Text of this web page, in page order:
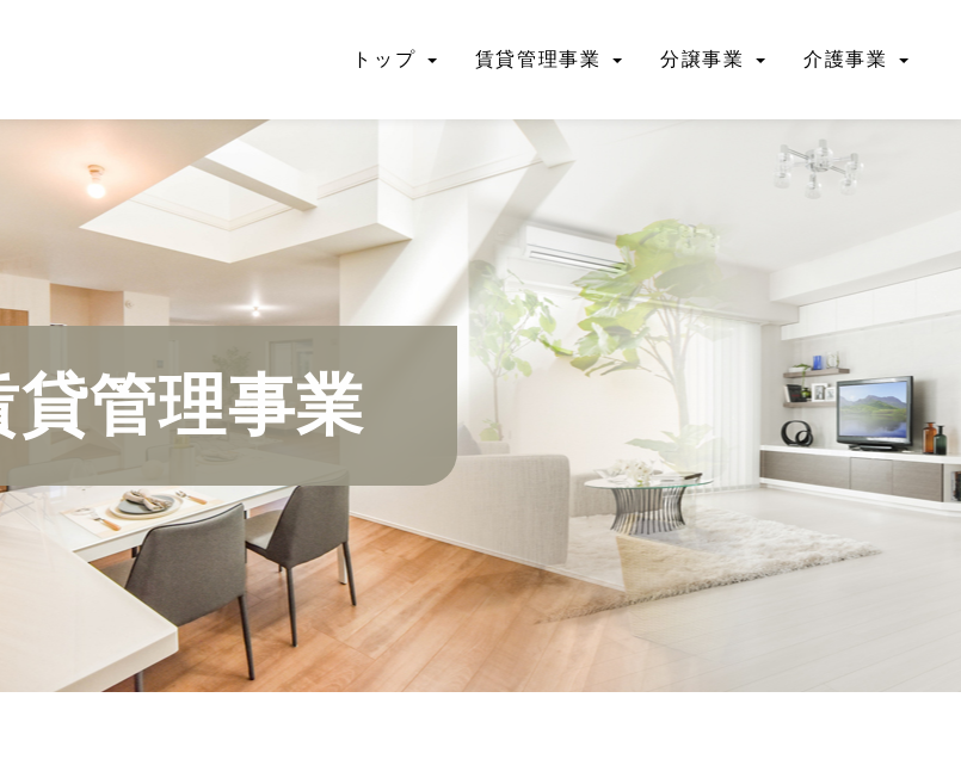
トップ 賃貸管理事業 分譲事業 介護事業
貸管理事業